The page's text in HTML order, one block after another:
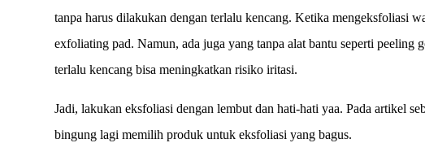
tanpa harus dilakukan dengan terlalu kencang. Ketika mengeksfoliasi
exfoliating pad. Namun, ada juga yang tanpa alat bantu seperti peeling
terlalu kencang bisa meningkatkan risiko iritasi.
Jadi, lakukan eksfoliasi dengan lembut dan hati-hati yaa. Pada artikel
bingung lagi memilih produk untuk eksfoliasi yang bagus.